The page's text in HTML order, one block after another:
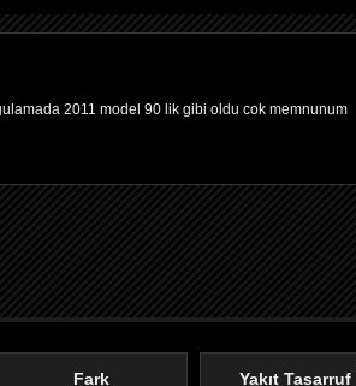
2011 model 90 lik gibi oldu cok memnunum
Fark Yakıt Tasarruf